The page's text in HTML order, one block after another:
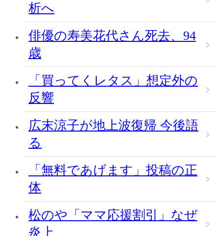
析へ
俳優の寿美花代さん死去、94
歳
「買ってくレタス」想定外の
反響
広末涼子が地上波復帰 今後語
る
「無料であげます」投稿の正
体
松のや「ママ応援割引」なぜ
炎上